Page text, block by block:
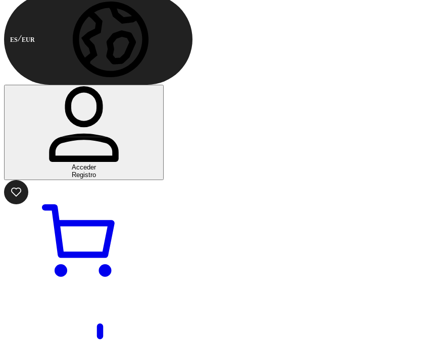
ES EUR
Acceder
Registro